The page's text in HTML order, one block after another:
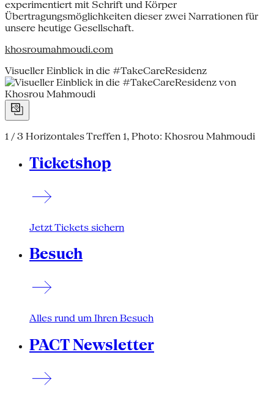
experimentiert mit Schrift und Körper
Übertragungsmöglichkeiten dieser zwei Narrationen für
unsere heutige Gesellschaft.
khosroumahmoudi.com
Visueller Einblick in die #TakeCareResidenz
1 / 3 Horizontales Treffen 1, Photo: Khosrou Mahmoudi
Ticketshop
Jetzt Tickets sichern
Besuch
Alles rund um Ihren Besuch
PACT Newsletter